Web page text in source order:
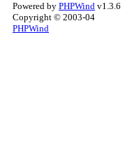
Powered by PHPWind v1.3.6
Copyright © 2003-04
PHPWind